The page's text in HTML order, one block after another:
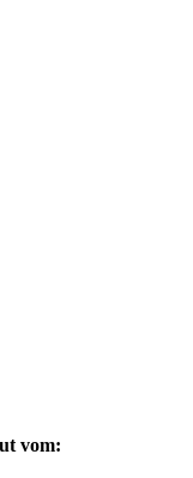
vom: